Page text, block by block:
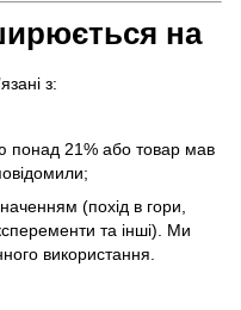
на
з:
понад 21% або товар мав
(похід в гори,
та інші). Ми
використання.